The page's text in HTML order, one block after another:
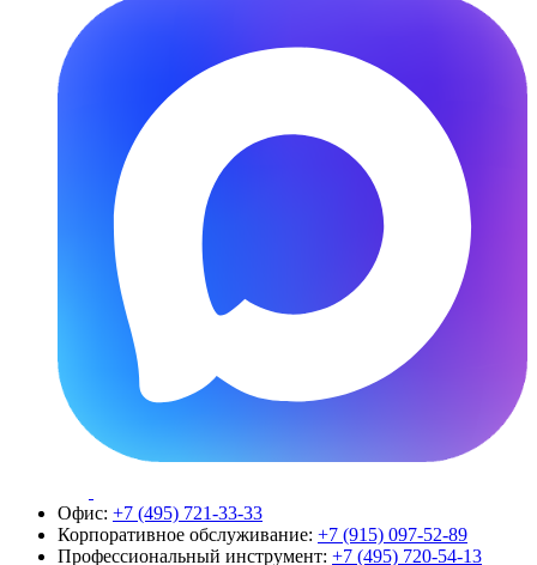
Офис: +7 (495) 721-33-33
Корпоративное обслуживание: +7 (915) 097-52-89
Профессиональный инструмент: +7 (495) 720-54-13